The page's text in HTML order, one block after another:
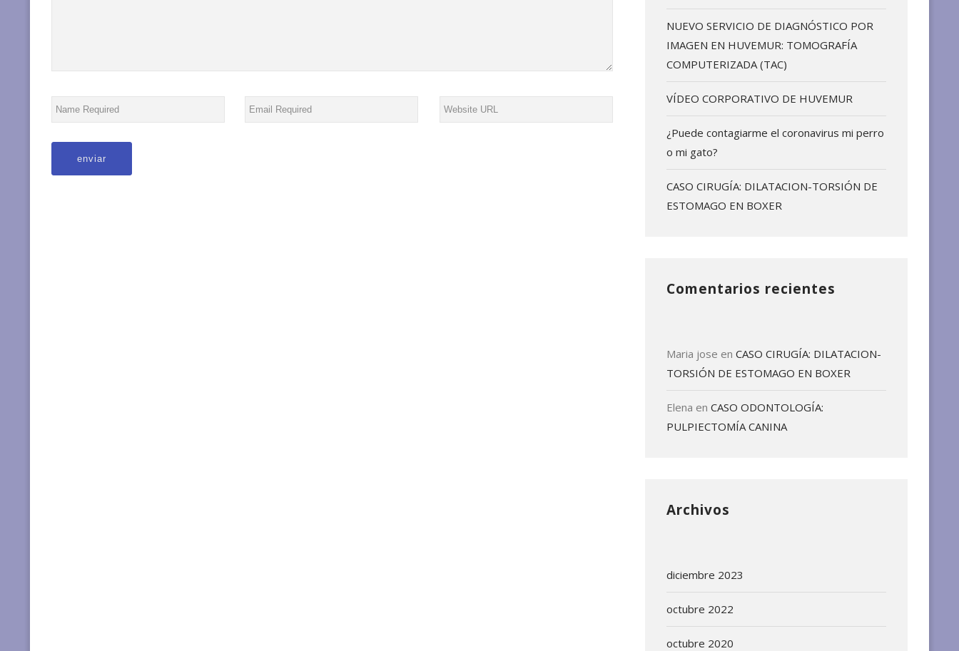
NUEVO SERVICIO DE DIAGNÓSTICO POR
IMAGEN EN HUVEMUR: TOMOGRAFÍA
COMPUTERIZADA (TAC)
VÍDEO CORPORATIVO DE HUVEMUR
¿Puede contagiarme el coronavirus mi perro
o mi gato?
CASO CIRUGÍA: DILATACION-TORSIÓN DE
ESTOMAGO EN BOXER
Comentarios recientes
Maria jose en CASO CIRUGÍA: DILATACION-
TORSIÓN DE ESTOMAGO EN BOXER
Elena en CASO ODONTOLOGÍA:
PULPIECTOMÍA CANINA
Archivos
diciembre 2023
octubre 2022
octubre 2020